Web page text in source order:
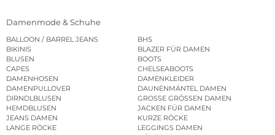
Damenmode & Schuhe
BALLOON / BARREL JEANS
BHS
BIKINIS
BLAZER FÜR DAMEN
BLUSEN
BOOTS
CAPES
CHELSEABOOTS
DAMENHOSEN
DAMENKLEIDER
DAMENPULLOVER
DAUNENMÄNTEL DAMEN
DIRNDLBLUSEN
GROSSE GRÖSSEN DAMEN
HEMDBLUSEN
JACKEN FÜR DAMEN
JEANS DAMEN
KURZE RÖCKE
LANGE RÖCKE
LEGGINGS DAMEN